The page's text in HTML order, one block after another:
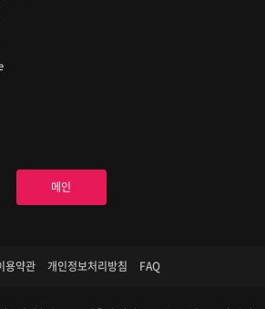
메인
용약관 개인정보처리방침 FAQ